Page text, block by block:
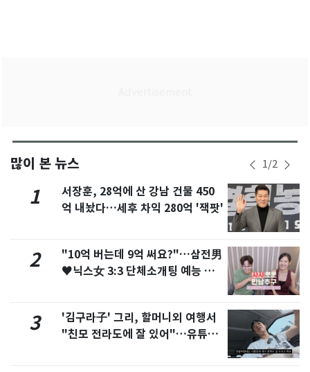
많이 본 뉴스 1/2
1
서장훈, 28억에 산 강남 건물 450
억 내놨다…세후 차익 280억 '잭팟'
2
"10억 버는데 9억 써요?"…삼전男
♥닉스女 3:3 단체소개팅 예능 화
3
'김구라子' 그리, 할머니외 여행서
"친모 전라도에 잘 있어"…유튜브